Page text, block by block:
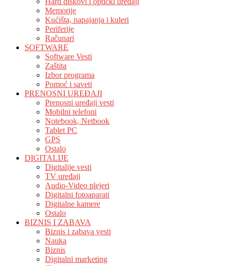
Memorije
Kućišta, napajanja i kuleri
Periferije
Računari
SOFTWARE
Software Vesti
Zaštita
Izbor programa
Pomoć i saveti
PRENOSNI UREĐAJI
Prenosni uređaji vesti
Mobilni telefoni
Notebook, Netbook
Tablet PC
GPS
Ostalo
DIGITALIJE
Digitalije vesti
TV uređaji
Audio-Video plejeri
Digitalni fotoaparati
Digitalne kamere
Ostalo
BIZNIS I ZABAVA
Biznis i zabava vesti
Nauka
Biznis
Digitalni marketing